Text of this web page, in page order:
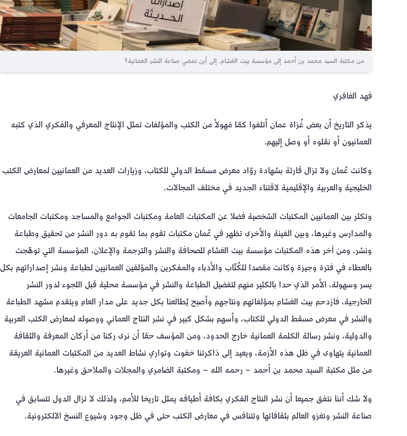
من مكتبة السيد محمد بن أحمد إلى مؤسسة بيت الغشام، إلى أين تمضي صناعة النشر العمانية؟
فهد الغافري
يذكر التاريخ أن بعض غُزاة عمان أتلفوا كمّا مَهولاً من الكتب والمؤلفات تمثل الإنتاج المعرفي والفكري الذي كتبه
العمانيون أو نقلوه أو وصل إليهم.
وكانت عُمان ولا تزال قارئة بشهادة روّاد معرض مسقط الدولي للكتاب، وزيارات العديد من العمانيين لمعارض الكتب
الخليجية والعربية والإقليمية لاقتناء الجديد في مختلف المجالات.
وتكثر بين العمانيين المكتبات الشخصية فضلا عن المكتبات العامة ومكتبات الجوامع والمساجد ومكتبات الجامعات
والمدارس وغيرها، وبين الفينة والأخرى تظهر في عُمان مكتبات تقوم بما تقوم به دور النشر من تحقيق وطباعة
ونشر، ومن آخر هذه المكتبات مؤسسة بيت الغشام للصحافة والنشر والترجمة والإعلان، المؤسسة التي توهّجت
بالعطاء في فترة وجيزة وكانت مقصدا للكُتّاب والأدباء والمفكرين والمؤلفين العمانيين لطباعة ونشر إصداراتهم بكل
يسر وسهولة، الأمر الذي حدا بالكثير منهم لتفضيل الطباعة والنشر في مؤسسة محلية قبل اللجوء لدور النشر
الخارجية، فازدحم بيت الغشام بمؤلفاتهم ونتاجهم وأصبح يُطالعنا بكل جديد على مدار العام ويتقدم مشهد الطباعة
والنشر في معرض مسقط الدولي للكتاب، وأسهم بشكل كبير في نشر النتاج العماني ووصوله لمعارض الكتب العربية
والدولية، ونشر رسالة الكلمة العمانية خارج الحدود، ومن المؤسف حقا أن نرى ركنا من أركان المعرفة والثقافة
العمانية يتهاوى في ظل هذه الأزمة، ويعيد إلى ذاكرتنا خفوت وتواري نشاط العديد من المكتبات العمانية العريقة
من مثل مكتبة السيد محمد بن أحمد – رحمه الله – ومكتبة الضامري والمجلات والملاحق وغيرها.
ولا شك أننا نتفق جميعا أن نشر النتاج الفكري بكافة أطيافه يمثل تاريخا للأمم، ولذلك لا تزال الدول تتسابق في
صناعة النشر وتغزو العالم بثقافاتها وتتنافس في معارض الكتب حتى في ظل وجود وشيوع النسخ الالكترونية.